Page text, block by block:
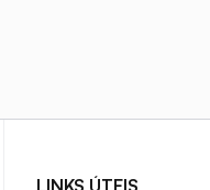
LINKS ÚTEIS